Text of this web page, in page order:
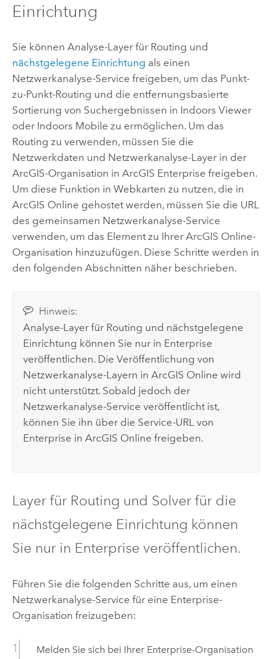
Einrichtung
Sie können Analyse-Layer für Routing und
nächstgelegene Einrichtung als einen
Netzwerkanalyse-Service freigeben, um das Punkt-
zu-Punkt-Routing und die entfernungsbasierte
Sortierung von Suchergebnissen in Indoors Viewer
oder Indoors Mobile zu ermöglichen. Um das
Routing zu verwenden, müssen Sie die
Netzwerkdaten und Netzwerkanalyse-Layer in der
ArcGIS-Organisation in ArcGIS Enterprise freigeben.
Um diese Funktion in Webkarten zu nutzen, die in
ArcGIS Online gehostet werden, müssen Sie die URL
des gemeinsamen Netzwerkanalyse-Service
verwenden, um das Element zu Ihrer ArcGIS Online-
Organisation hinzuzufügen. Diese Schritte werden in
den folgenden Abschnitten näher beschrieben.
Hinweis:
Analyse-Layer für Routing und nächstgelegene
Einrichtung können Sie nur in Enterprise
veröffentlichen. Die Veröffentlichung von
Netzwerkanalyse-Layern inArcGIS Online wird
nicht unterstützt. Sobald jedoch der
Netzwerkanalyse-Service veröffentlicht ist,
können Sie ihn über die Service-URL von
Enterprise inArcGIS Online freigeben.
Layer für Routing und Solver für die
nächstgelegene Einrichtung können
Sie nur in Enterprise veröffentlichen.
Führen Sie die folgenden Schritte aus, um einen
Netzwerkanalyse-Service für eine Enterprise-
Organisation freizugeben:
Melden Sie sich bei Ihrer Enterprise-Organisation